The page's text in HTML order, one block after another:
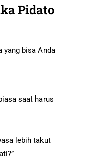
Pidato
yang bisa Anda
saat harus
lebih takut